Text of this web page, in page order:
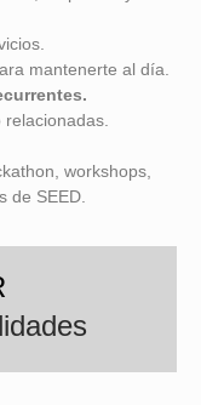
mantenerte al día.
workshops,
de SEED.